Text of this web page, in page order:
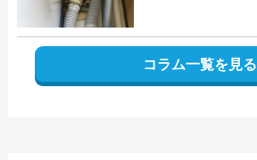
コラム一覧を見る